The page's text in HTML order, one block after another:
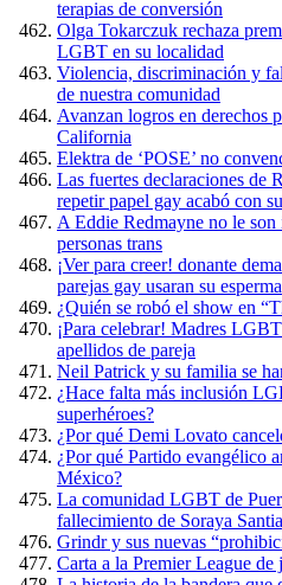
terapias de conversión
Olga Tokarczuk rechaza
LGBT en su localidad
Violencia, discriminación y
de nuestra comunidad
Avanzan logros en derechos
California
Elektra de ‘POSE’ no
Las fuertes declaraciones de
repetir papel gay acabó con
A Eddie Redmayne no le son
personas trans
¡Ver para creer! donante
parejas gay usaran su esperma
¿Quién se robó el show en
¡Para celebrar! Madres
apellidos de pareja
Neil Patrick y su familia se
¿Hace falta más inclusión
superhéroes?
¿Por qué Demi Lovato
¿Por qué Partido evangélico
México?
La comunidad LGBT de
fallecimiento de Soraya
Grindr y sus nuevas
Carta a la Premier League de